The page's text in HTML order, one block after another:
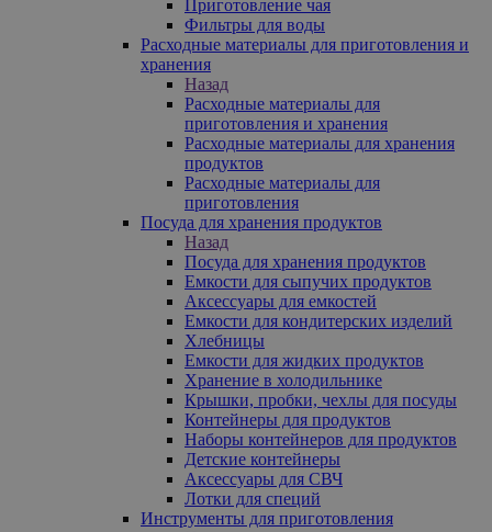
Приготовление чая
Фильтры для воды
Расходные материалы для приготовления и
хранения
Назад
Расходные материалы для
приготовления и хранения
Расходные материалы для хранения
продуктов
Расходные материалы для
приготовления
Посуда для хранения продуктов
Назад
Посуда для хранения продуктов
Емкости для сыпучих продуктов
Аксессуары для емкостей
Емкости для кондитерских изделий
Хлебницы
Емкости для жидких продуктов
Хранение в холодильнике
Крышки, пробки, чехлы для посуды
Контейнеры для продуктов
Наборы контейнеров для продуктов
Детские контейнеры
Аксессуары для СВЧ
Лотки для специй
Инструменты для приготовления